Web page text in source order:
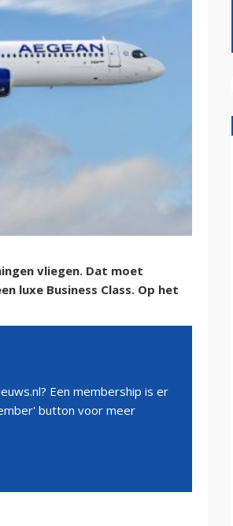
vliegen. Dat moet
luxe Business Class. Op het
Een membership is er
button voor meer